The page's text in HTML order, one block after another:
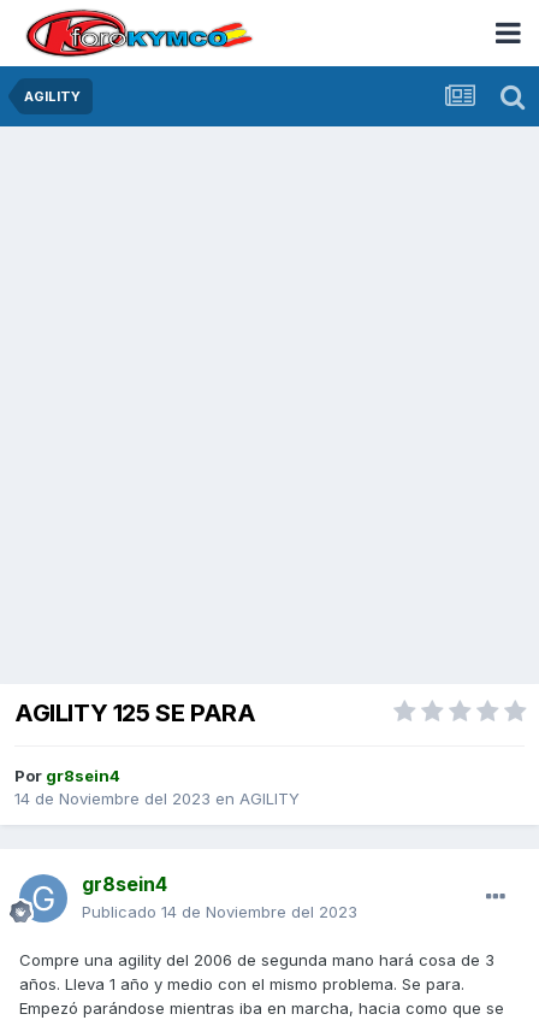
AGILITY
AGILITY 125 SE PARA
Por gr8sein4
14 de Noviembre del 2023 en AGILITY
gr8sein4
Publicado 14 de Noviembre del 2023
Compre una agility del 2006 de segunda mano hará cosa de 3
años. Lleva 1 año y medio con el mismo problema. Se para.
Empezó parándose mientras iba en marcha, hacia como que se